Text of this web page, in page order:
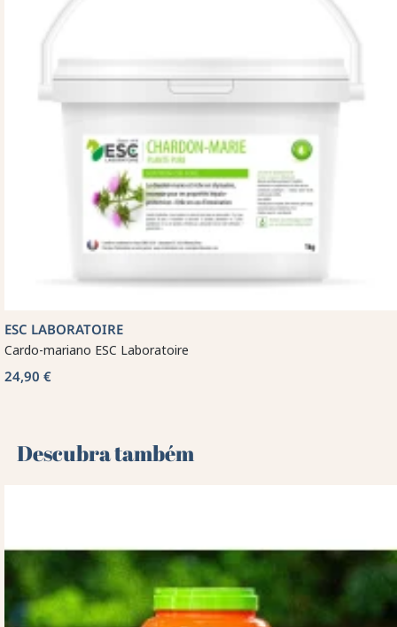
ESC LABORATOIRE
Cardo-mariano ESC Laboratoire
24,90 €
Descubra também 🌻